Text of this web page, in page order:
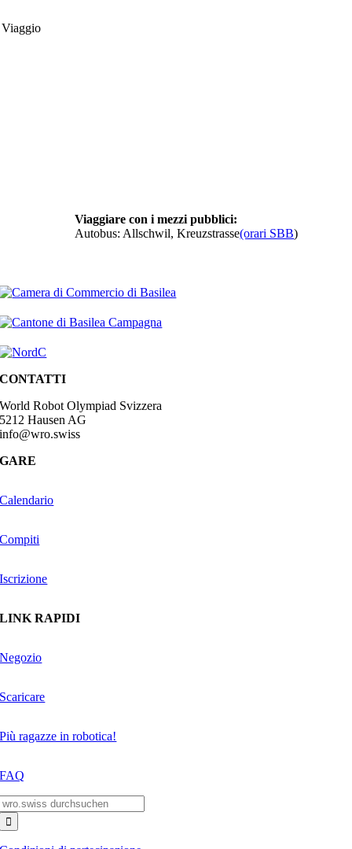
Viaggio
Viaggiare con i mezzi pubblici:
Autobus: Allschwil, Kreuzstrasse(orari SBB)
CONTATTI
World Robot Olympiad Svizzera
5212 Hausen AG
info@wro.swiss
GARE
Calendario
Compiti
Iscrizione
LINK RAPIDI
Negozio
Scaricare
Più ragazze in robotica!
FAQ